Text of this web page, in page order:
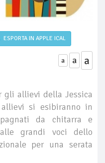
ESPORTA IN APPLE ICAL
a a a
allievi della Jessica
si esibiranno in
da chitarra e
grandi voci dello
per una serata